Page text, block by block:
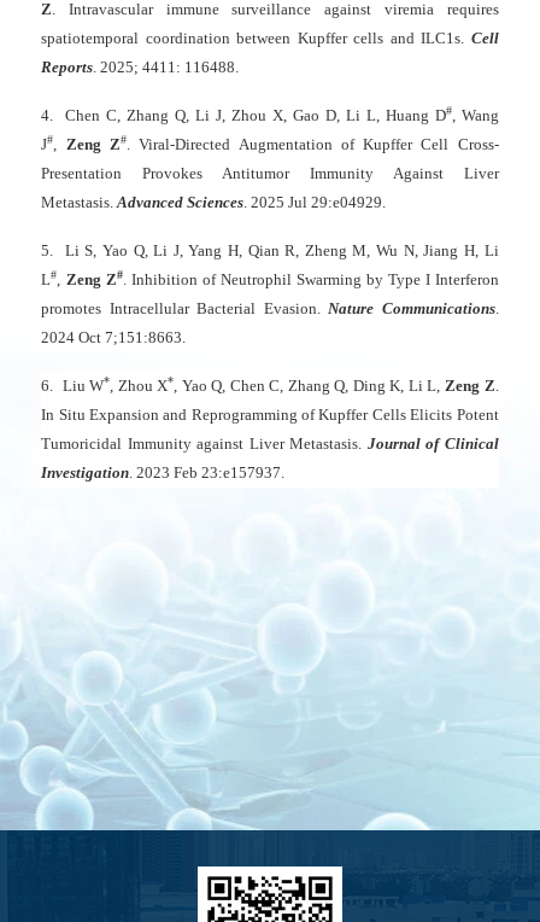
Z.
Intravascular immune surveillance against viremia requires
spatiotemporal coordination between Kupffer cells and ILC1s. Cell
Reports. 2025; 4411: 116488.
4. Chen C, Zhang Q, Li J, Zhou X, Gao D, Li L, Huang D#, Wang
J#, Zeng Z#. Viral-Directed Augmentation of Kupffer Cell Cross-
Presentation Provokes Antitumor Immunity Against Liver
Metastasis.Advanced Sciences. 2025 Jul 29:e04929.
5.
Li S, Yao Q, Li J, Yang H, Qian R, Zheng M, Wu N, Jiang H, Li
L#, Zeng Z#. Inhibition of Neutrophil Swarming by Type I Interferon
promotes Intracellular Bacterial Evasion.Nature Communications.
2024 Oct 7;151:8663.
6. Liu W*, Zhou X*, Yao Q, Chen C, Zhang Q, Ding K, Li L, Zeng Z.
In Situ Expansion and Reprogramming of Kupffer Cells Elicits Potent
Tumoricidal Immunity against Liver Metastasis. Journal of Clinical
Investigation. 2023 Feb 23:e157937.